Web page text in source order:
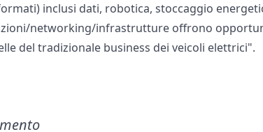
inclusi dati, robotica, stoccaggio
networking/infrastrutture offrono
del tradizionale business dei veicoli elettrici".